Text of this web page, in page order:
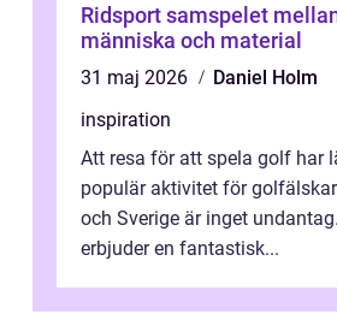
Ridsport samspelet mellan häst,
människa och material
31 maj 2026
Daniel Holm
inspiration
Att resa för att spela golf har
populär aktivitet för
och Sverige är inget
erbjuder en fantastisk...